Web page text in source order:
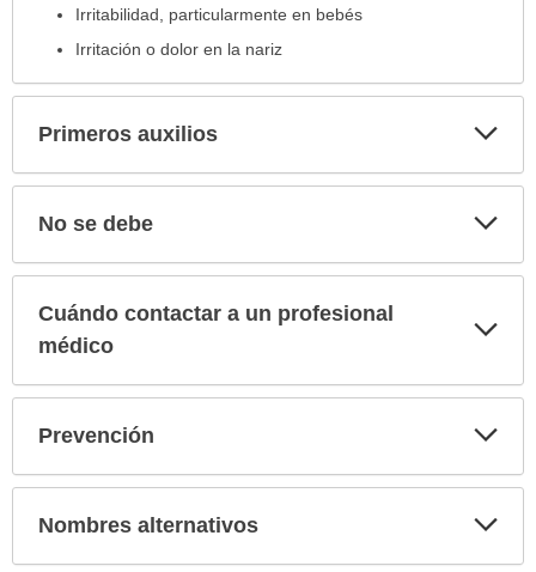
Irritabilidad, particularmente en bebés
Irritación o dolor en la nariz
Primeros auxilios
No se debe
Cuándo contactar a un profesional
médico
Prevención
Nombres alternativos